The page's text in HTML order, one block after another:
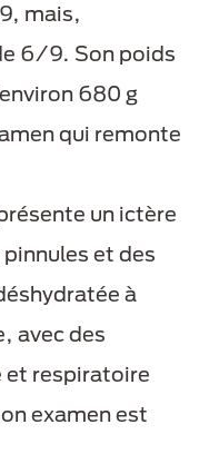
mais,
6/9. Son poids
680 g
qui remonte
un ictère
et des
à
avec des
et respiratoire
examen est